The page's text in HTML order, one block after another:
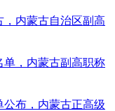
内蒙古自治区副高
，内蒙古副高职称
布，内蒙古正高级